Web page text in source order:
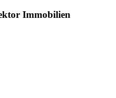
Immobilien